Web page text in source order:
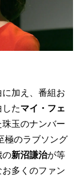
加え、番組お
たマイ・フェ
玉のナンバー
極のラブソング
の新沼謙治が等
お多くのファン